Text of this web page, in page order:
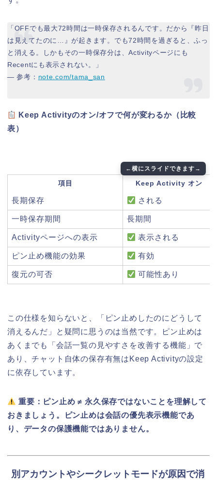
「OFFでも最大72時間は一時保存されるんです。だから『昨日
は見えてたのに…』が起きます。でも72時間を過ぎると、ふっ
と消える。しかもその一時保存分は、Activityページにも
Recentにも表示されない。」
— 参考： note.com/tama_san
Keep Activityのオン/オフで何が変わるか（比較
表）
項目 Keep Activity オン
長期保存 される
一時保存期間 長期間
Activityページへの表示 表示される
ピン止め機能の効果 有効
復元の可否 可能性あり
この仕様を知らないと、「ピン止めしたのにどうして
消えるんだ」と疑問に思うのは当然です。ピン止めは
あくまでも「会話一覧の見やすさを改善する機能」で
あり、チャット自体の保存有無はKeep Activityの設定
に依存しています。
重要：ピン止め ≠ 永久保存ではないことを理解して
おきましょう。ピン止めは会話の優先表示機能であ
り、データの保護機能ではありません。
別アカウントやシークレットモードが原因で消